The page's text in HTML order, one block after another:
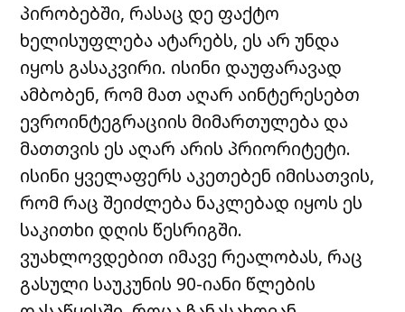
პირობებში, რასაც დე ფაქტო
ხელისუფლება ატარებს, ეს არ უნდა
იყოს გასაკვირი. ისინი დაუფარავად
ამბობენ, რომ მათ აღარ აინტერესებთ
ევროინტეგრაციის მიმართულება და
მათთვის ეს აღარ არის პრიორიტეტი.
ისინი ყველაფერს აკეთებენ იმისათვის,
რომ რაც შეიძლება ნაკლებად იყოს ეს
საკითხი დღის წესრიგში.
ვუახლოვდებით იმავე რეალობას, რაც
გასული საუკუნის 90-იანი წლების